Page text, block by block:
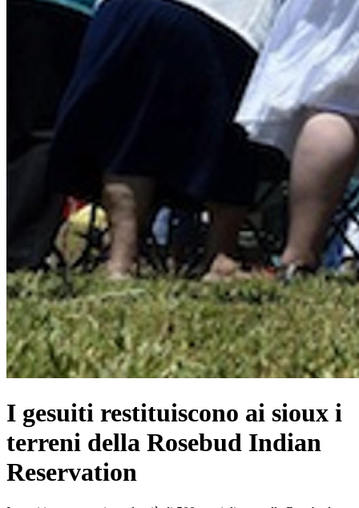
I gesuiti restituiscono ai sioux i
terreni della Rosebud Indian
Reservation